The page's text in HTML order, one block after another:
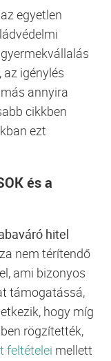
egyetlen
igénylés
annyira
cikkben
ezt
és a
hitel
nem térítendő
ami bizonyos
támogatássá,
hogy míg
rögzítették,
feltételei mellett